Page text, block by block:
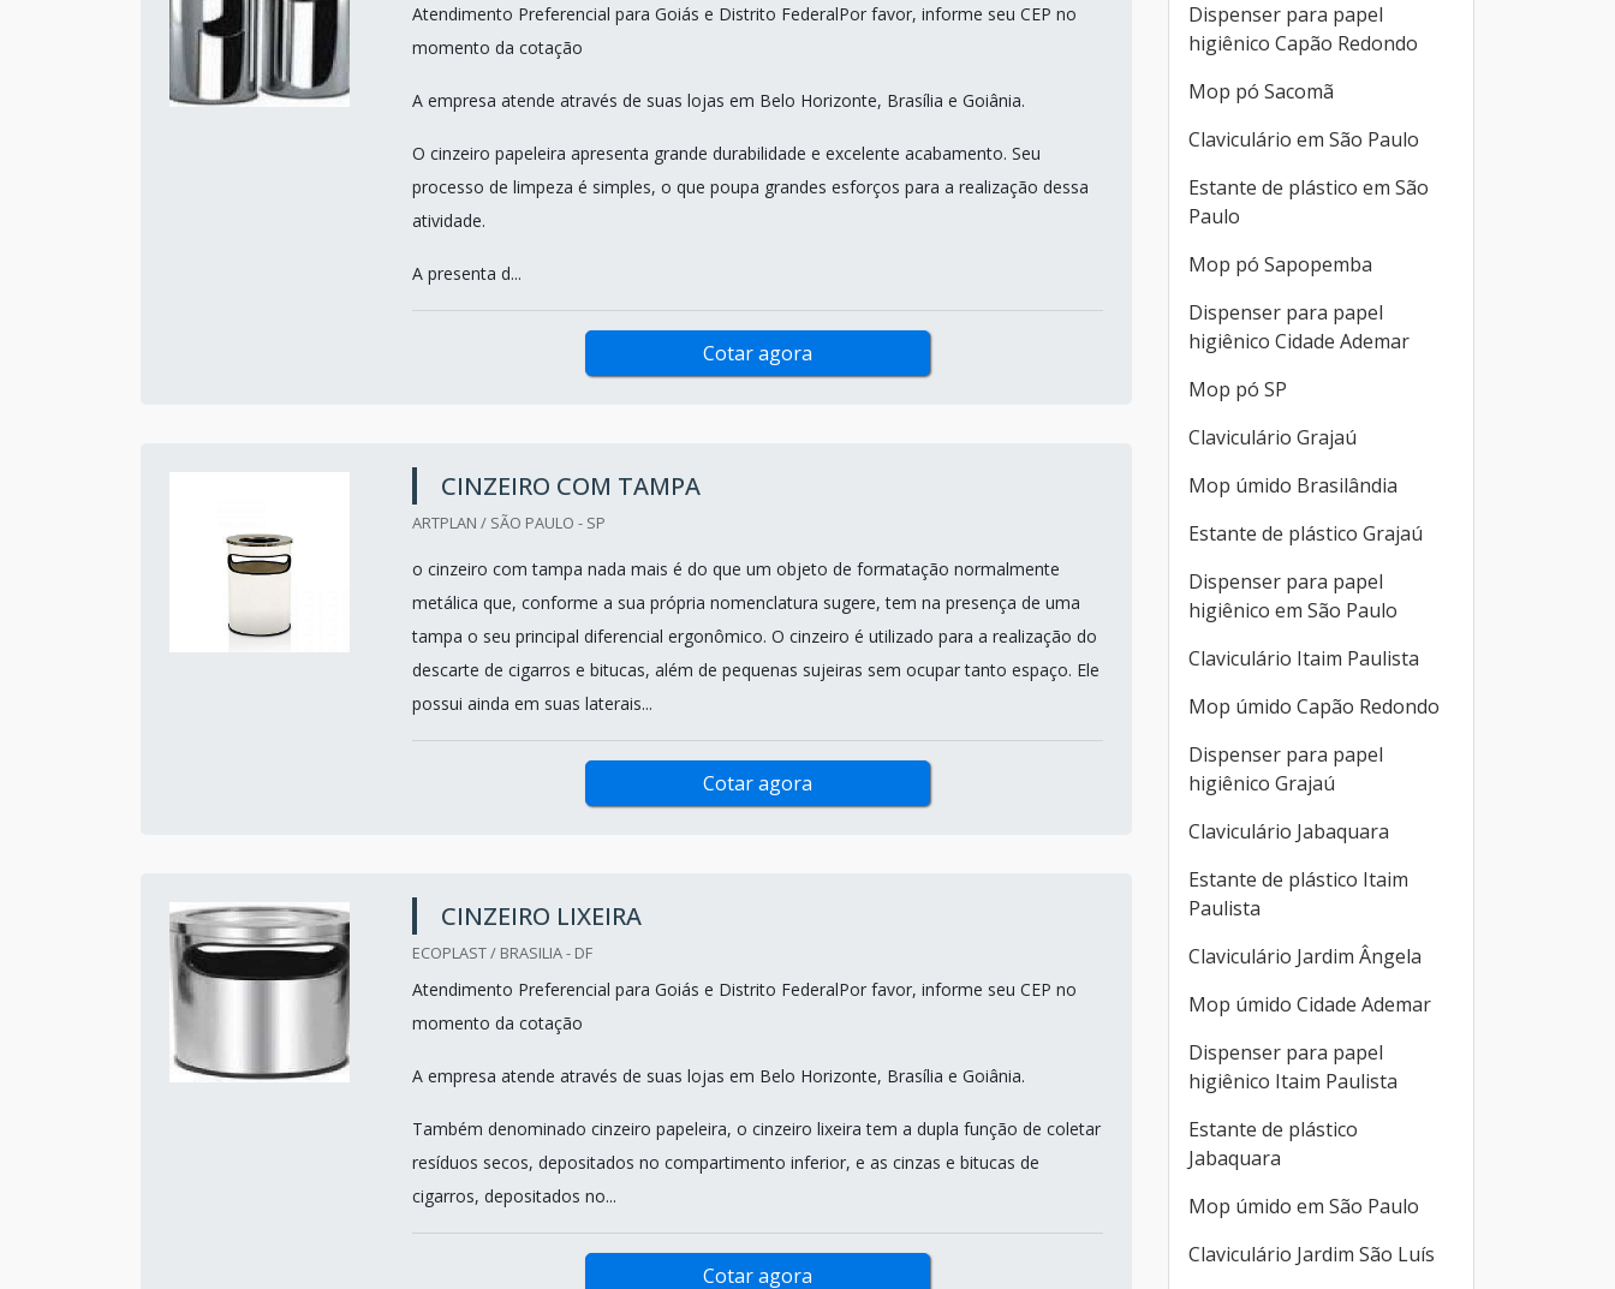
Atendimento Preferencial para Goiás e Distrito FederalPor favor, informe seu CEP no
momento da cotação
A empresa atende através de suas lojas em Belo Horizonte, Brasília e Goiânia.
O cinzeiro papeleira apresenta grande durabilidade e excelente acabamento. Seu
processo de limpeza é simples, o que poupa grandes esforços para a realização dessa
atividade.
A presenta d...
Cotar agora
CINZEIRO COM TAMPA
ARTPLAN / SÃO PAULO - SP
o cinzeiro com tampa nada mais é do que um objeto de formatação normalmente
metálica que, conforme a sua própria nomenclatura sugere, tem na presença de uma
tampa o seu principal diferencial ergonômico. O cinzeiro é utilizado para a realização do
descarte de cigarros e bitucas, além de pequenas sujeiras sem ocupar tanto espaço. Ele
possui ainda em suas laterais...
Cotar agora
CINZEIRO LIXEIRA
ECOPLAST / BRASILIA - DF
Atendimento Preferencial para Goiás e Distrito FederalPor favor, informe seu CEP no
momento da cotação
A empresa atende através de suas lojas em Belo Horizonte, Brasília e Goiânia.
Também denominado cinzeiro papeleira, o cinzeiro lixeira tem a dupla função de coletar
resíduos secos, depositados no compartimento inferior, e as cinzas e bitucas de
cigarros, depositados no...
Cotar agora
Dispenser para papel
higiênico Capão Redondo
Mop pó Sacomã
Claviculário em São Paulo
Estante de plástico em São
Paulo
Mop pó Sapopemba
Dispenser para papel
higiênico Cidade Ademar
Mop pó SP
Claviculário Grajaú
Mop úmido Brasilândia
Estante de plástico Grajaú
Dispenser para papel
higiênico em São Paulo
Claviculário Itaim Paulista
Mop úmido Capão Redondo
Dispenser para papel
higiênico Grajaú
Claviculário Jabaquara
Estante de plástico Itaim
Paulista
Claviculário Jardim Ângela
Mop úmido Cidade Ademar
Dispenser para papel
higiênico Itaim Paulista
Estante de plástico
Jabaquara
Mop úmido em São Paulo
Claviculário Jardim São Luís